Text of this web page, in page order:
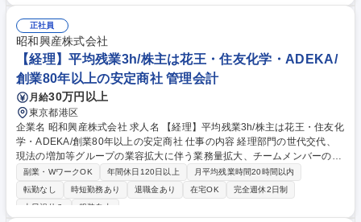
務 ■税務対応および各種資料作成 ■予算管理 募集職種 【経理職】業界未経
験歓迎/フレックスタイム制度有/在宅勤務制度有
正社員
昭和興産株式会社
【経理】平均残業3h/株主は花王・住友化学・ADEKA/
創業80年以上の安定商社 管理会計
月給30万円以上
東京都港区
企業名 昭和興産株式会社 求人名 【経理】平均残業3h/株主は花王・住友化
学・ADEKA/創業80年以上の安定商社 仕事の内容 経理部門の世代交代、
現法の増加等グループの業容拡大に伴う業務量拡大、チームメンバーのラ
イフイベントに対応した安定的な体制構築を目指した増員となります。 経
理部門の将来を担う中核人材として活躍していただける方を是非お迎えし
たいです。経理全般はもちろん、指導育成も担えるようになることを期待
副業・WワークOK 年間休日120日以上
月平均残業時間20時間以内
転勤なし
時短勤務あり 退職金あり 在宅OK
完全週休2日制
土日祝休み
服装自由